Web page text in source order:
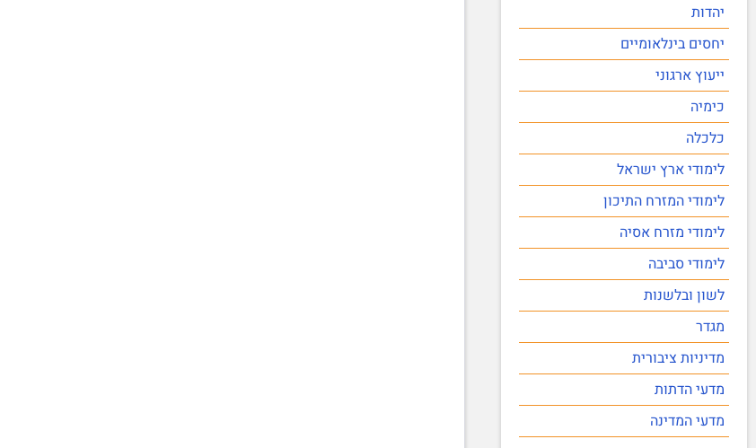
יהדות
יחסים בינלאומיים
ייעוץ ארגוני
כימיה
כלכלה
לימודי ארץ ישראל
לימודי המזרח התיכון
לימודי מזרח אסיה
לימודי סביבה
לשון ובלשנות
מגדר
מדיניות ציבורית
מדעי הדתות
מדעי המדינה